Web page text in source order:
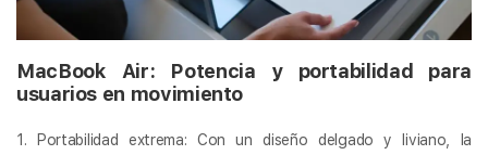
MacBook Air: Potencia y portabilidad para
usuarios en movimiento
1. Portabilidad extrema: Con un diseño delgado y liviano, la